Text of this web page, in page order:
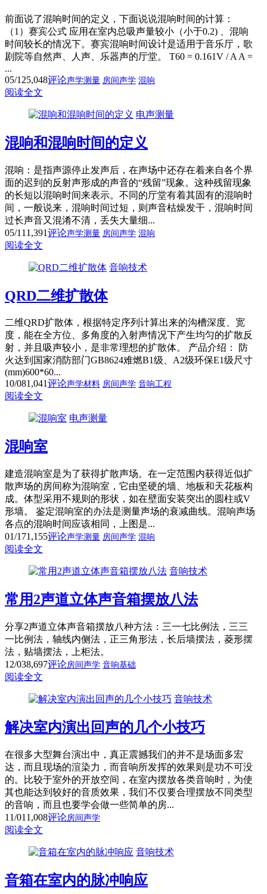
前面说了混响时间的定义，下面说说混响时间的计算：
（1）赛宾公式 应用在室内总吸声量较小（小于0.2) 、混响
时间较长的情况下。赛宾混响时间设计是适用于音乐厅，歌
剧院等自然声、人声、乐器声的厅堂。 T60 = 0.161V / A A =
...
05/125,048评论声学测量 房间声学 混响
阅读全文
电声测量
混响和混响时间的定义
混响：是指声源停止发声后，在声场中还存在着来自各个界
面的迟到的反射声形成的声音的“残留”现象。这种残留现象
的长短以混响时间来表示。不同的厅堂有着其固有的混响时
间，一般说来，混响时间过短，则声音枯燥发干，混响时间
过长声音又混淆不清，丢失大量细...
05/11 1,391评论声学测量 房间声学 混响
阅读全文
音响技术
QRD二维扩散体
二维QRD扩散体，根据特定序列计算出来的沟槽深度、宽
度，能在全方位、多角度的入射声情况下产生均匀的扩散反
射，并且吸声较小，是非常理想的扩散体。 产品介绍： 防
火达到国家消防部门GB8624难燃B1级、A2级环保E1级尺寸
(mm)600*60...
10/081,041评论声学材料 房间声学 音响工程
阅读全文
电声测量
混响室
建造混响室是为了获得扩散声场。在一定范围内获得近似扩
散声场的房间称为混响室，它由坚硬的墙、地板和天花板构
成。体型采用不规则的形状，如在壁面安装突出的圆柱或V
形墙。 鉴定混响室的办法是测量声场的衰减曲线。混响声场
各点的混响时间应该相同，上图是...
01/171,155评论声学测量 房间声学 混响
阅读全文
音响技术
常用2声道立体声音箱摆放八法
分享2声道立体声音箱摆放八种方法：三一七比例法，三三
一比例法，轴线内侧法，正三角形法，长后墙摆法，菱形摆
法，贴墙摆法，上柜法。
12/038,697评论房间声学 音响基础
阅读全文
音响技术
解决室内演出回声的几个小技巧
在很多大型舞台演出中，真正震撼我们的并不是场面多宏
达，而且现场的渲染力，而音响所发挥的效果则是功不可没
的。比较于室外的开放空间，在室内摆放各类音响时，为使
其也能达到较好的音质效果，我们不仅要合理摆放不同类型
的音响，而且也要学会做一些简单的房...
11/01 1,008评论房间声学
阅读全文
音响技术
音箱在室内的脉冲响应